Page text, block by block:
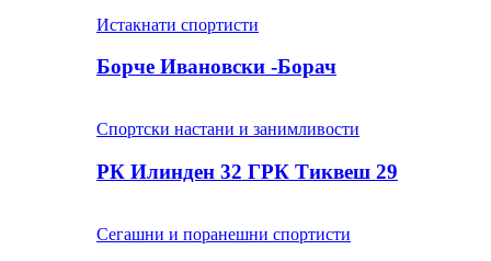
Истакнати спортисти
Борче Ивановски -Борач
Спортски настани и занимливости
РК Илинден 32 ГРК Тиквеш 29
Сегашни и поранешни спортисти